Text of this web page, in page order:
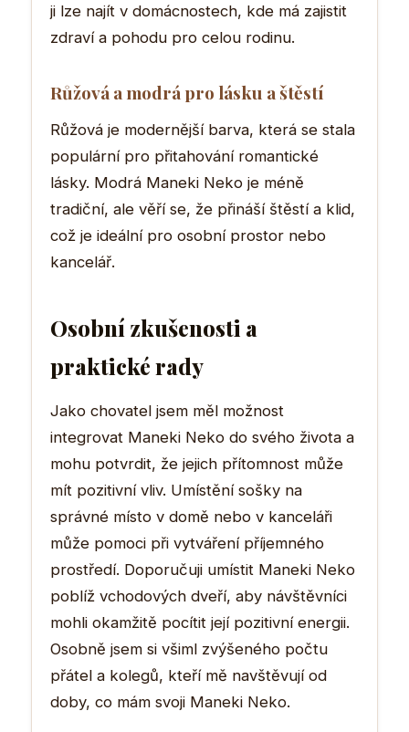
ji lze najít v domácnostech, kde má zajistit
zdraví a pohodu pro celou rodinu.
Růžová a modrá pro lásku a štěstí
Růžová je modernější barva, která se stala
populární pro přitahování romantické
lásky. Modrá Maneki Neko je méně
tradiční, ale věří se, že přináší štěstí a klid,
což je ideální pro osobní prostor nebo
kancelář.
Osobní zkušenosti a
praktické rady
Jako chovatel jsem měl možnost
integrovat Maneki Neko do svého života a
mohu potvrdit, že jejich přítomnost může
mít pozitivní vliv. Umístění sošky na
správné místo v domě nebo v kanceláři
může pomoci při vytváření příjemného
prostředí. Doporučuji umístit Maneki Neko
poblíž vchodových dveří, aby návštěvníci
mohli okamžitě pocítit její pozitivní energii.
Osobně jsem si všiml zvýšeného počtu
přátel a kolegů, kteří mě navštěvují od
doby, co mám svoji Maneki Neko.